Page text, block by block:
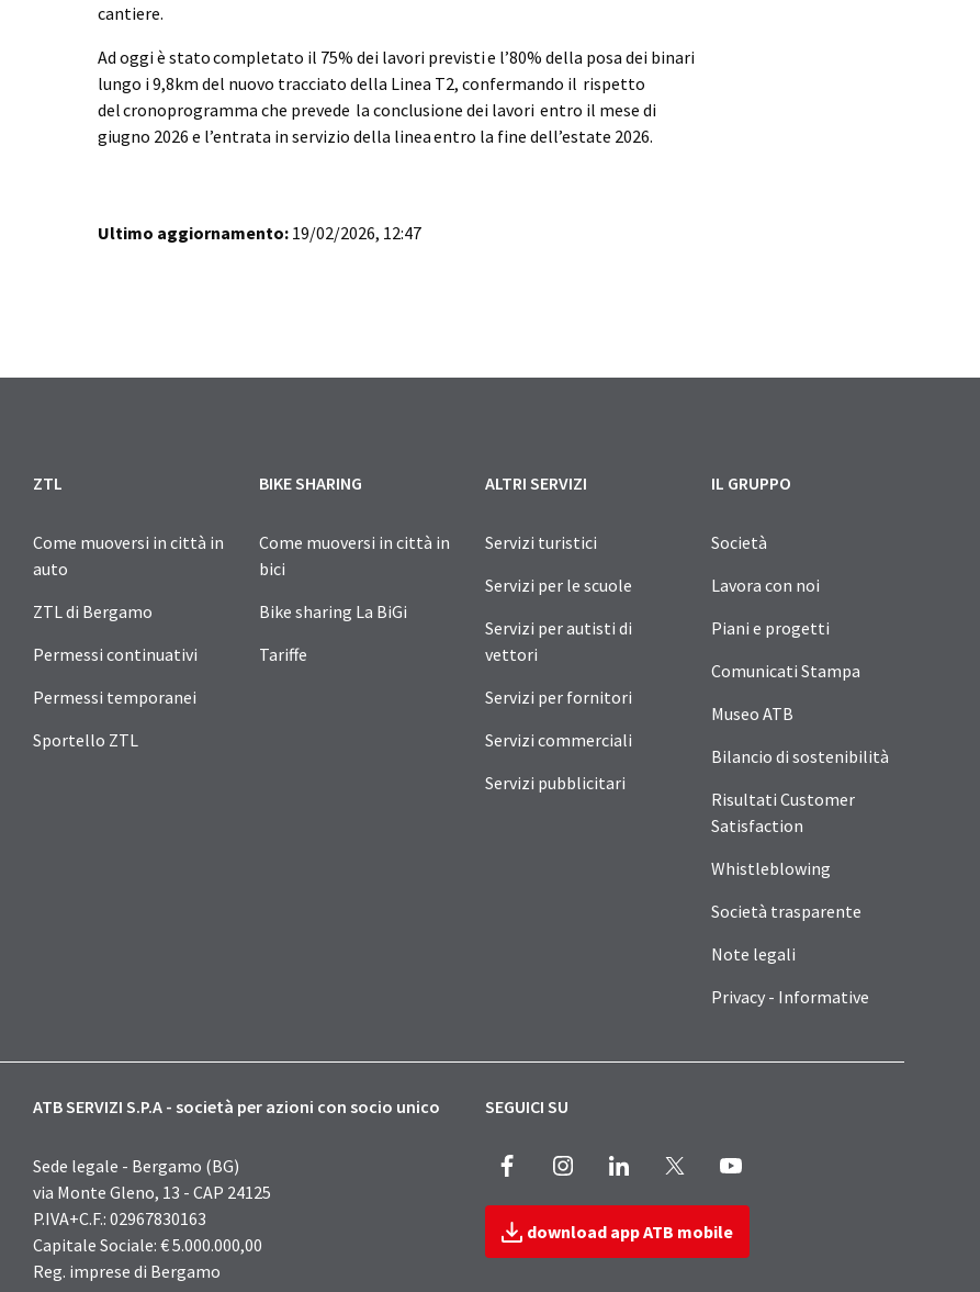
cantiere.
Ad oggi è stato completato il 75% dei lavori previsti e l’80% della posa dei binari
lungo i 9,8km del nuovo tracciato della Linea T2, confermando il rispetto
del cronoprogramma che prevede la conclusione dei lavori entro il mese di
giugno 2026 e l’entrata in servizio della linea entro la fine dell’estate 2026.
Ultimo aggiornamento:19/02/2026, 12:47
ZTL
Come muoversi in città in
auto
ZTL di Bergamo
Permessi continuativi
Permessi temporanei
Sportello ZTL
BIKE SHARING
Come muoversi in città in
bici
Bike sharing La BiGi
Tariffe
ALTRI SERVIZI
Servizi turistici
Servizi per le scuole
Servizi per autisti di
vettori
Servizi per fornitori
Servizi commerciali
Servizi pubblicitari
IL GRUPPO
Società
Lavora con noi
Piani e progetti
Comunicati Stampa
Museo ATB
Bilancio di sostenibilità
Risultati Customer
Satisfaction
Whistleblowing
Società trasparente
Note legali
Privacy - Informative
ATB SERVIZI S.P.A - società per azioni con socio unico
Sede legale - Bergamo (BG)
via Monte Gleno, 13 - CAP 24125
P.IVA+C.F.: 02967830163
Capitale Sociale: € 5.000.000,00
Reg. imprese di Bergamo
SEGUICI SU
Facebook InstagramLinkedIn
download app ATB mobile